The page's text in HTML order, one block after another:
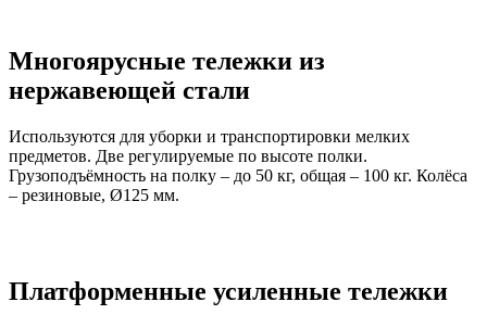
Многоярусные тележки из
нержавеющей стали
Используются для уборки и транспортировки мелких
предметов. Две регулируемые по высоте полки.
Грузоподъёмность на полку – до 50 кг, общая – 100 кг. Колёса
– резиновые, Ø125 мм.
Платформенные усиленные тележки